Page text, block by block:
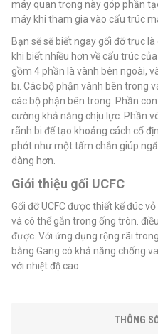
máy quan trọng này góp phần
máy khi tham gia vào cấu trúc
Bạn sẽ sẽ biết ngay gối đỡ trục
khi biết nhiều hơn về cấu trúc
gồm 4 phần là vành bên ngoài,
bi. Các bộ phận vành bên trong
các bộ phận bên trong. Phần
cường khả năng chịu lực. Phần
rãnh bi để tạo khoảng cách cố
phớt như một tấm chắn giúp
dàng hơn.
Giới thiệu gối UCFC
Gối đỡ UCFC được thiết kế đúc
và có thể gắn trong ống tròn.
được. Với ứng dụng rộng rãi
bằng Gang có khả năng chống
với nhiệt độ cao.
THÔNG